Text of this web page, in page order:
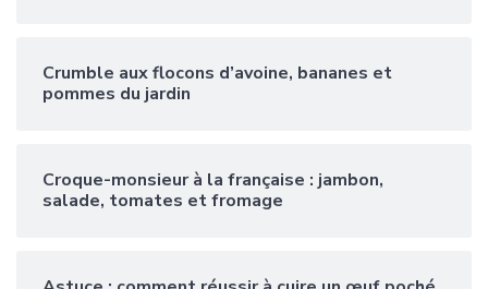
Crumble aux flocons d’avoine, bananes et
pommes du jardin
Croque-monsieur à la française : jambon,
salade, tomates et fromage